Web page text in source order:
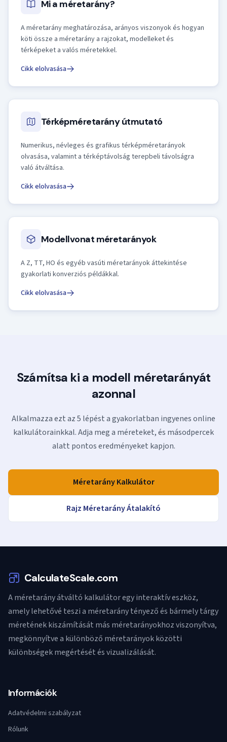
Mi a méretarány?
A méretarány meghatározása, arányos viszonyok és hogyan
köti össze a méretarány a rajzokat, modelleket és
térképeket a valós méretekkel.
Cikk elolvasása
Térképméretarány útmutató
Numerikus, névleges és grafikus térképméretarányok
olvasása, valamint a térképtávolság terepbeli távolságra
való átváltása.
Cikk elolvasása
Modellvonat méretarányok
A Z, TT, HO és egyéb vasúti méretarányok áttekintése
gyakorlati konverziós példákkal.
Cikk elolvasása
Számítsa ki a modell méretarányát
azonnal
Alkalmazza ezt az 5 lépést a gyakorlatban ingyenes online
kalkulátorainkkal. Adja meg a méreteket, és másodpercek
alatt pontos eredményeket kapjon.
Méretarány Kalkulátor
Rajz Méretarány Átalakító
CalculateScale.com
A méretarány átváltó kalkulátor egy interaktív eszköz,
amely lehetővé teszi a méretarány tényező és bármely tárgy
méretének kiszámítását más méretarányokhoz viszonyítva,
megkönnyítve a különböző méretarányok közötti
különbségek megértését és vizualizálását.
Információk
Adatvédelmi szabályzat
Rólunk